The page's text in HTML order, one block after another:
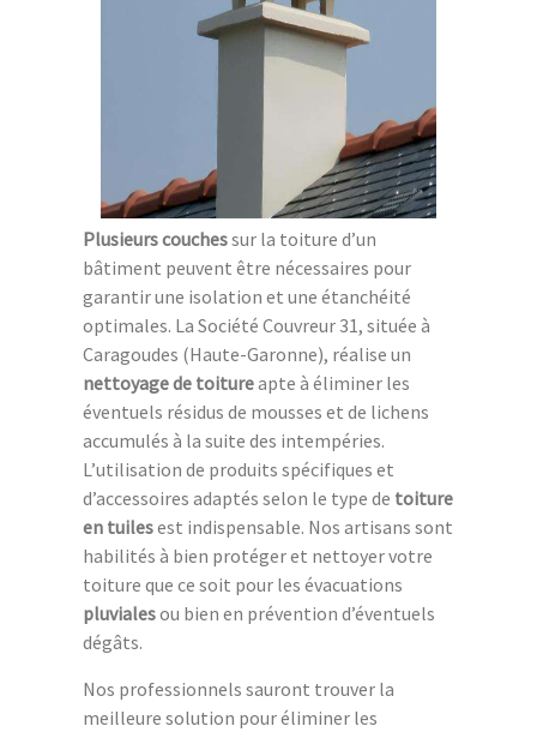
Plusieurs couchessur la toiture d’un
bâtiment peuvent être nécessaires pour
garantir une isolation et une étanchéité
optimales. La Société Couvreur 31, située à
Caragoudes (Haute-Garonne), réalise un
nettoyage de toitureapte à éliminer les
éventuels résidus de mousses et de lichens
accumulés à la suite des intempéries.
L’utilisation de produits spécifiques et
d’accessoires adaptés selon le type de toiture
en tuilesest indispensable. Nos artisans sont
habilités à bien protéger et nettoyer votre
toiture que ce soit pour les évacuations
pluvialesou bien en prévention d’éventuels
dégâts.
Nos professionnels sauront trouver la
meilleure solution pour éliminer les